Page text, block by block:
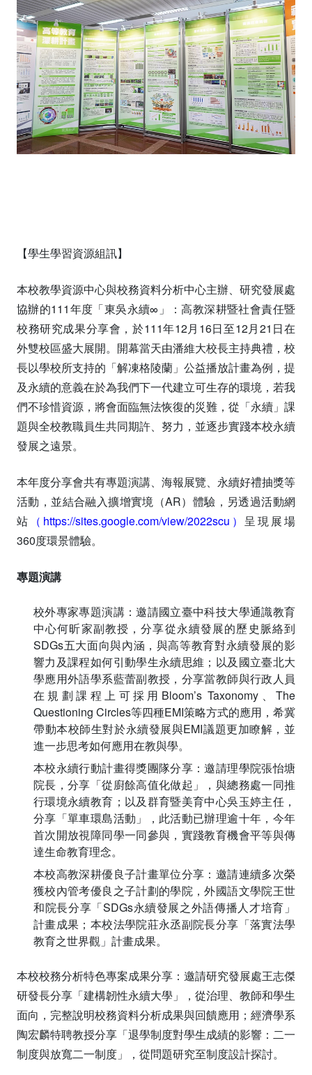
【學生學習資源組訊】
本校教學資源中心與校務資料分析中心主辦、研究發展處
協辦的111年度「東吳永續∞」：高教深耕暨社會責任暨
校務研究成果分享會，於111年12月16日至12月21日在
外雙校區盛大展開。開幕當天由潘維大校長主持典禮，校
長以學校所支持的「解凍格陵蘭」公益播放計畫為例，提
及永續的意義在於為我們下一代建立可生存的環境，若我
們不珍惜資源，將會面臨無法恢復的災難，從「永續」課
題與全校教職員生共同期許、努力，並逐步實踐本校永續
發展之遠景。
本年度分享會共有專題演講、海報展覽、永續好禮抽獎等
活動，並結合融入擴增實境（AR）體驗，另透過活動網
站 （ https://sites.google.com/view/2022scu ） 呈現展場
360度環景體驗。
專題演講
校外專家專題演講：邀請國立臺中科技大學通識教育
中心何昕家副教授，分享從永續發展的歷史脈絡到
SDGs五大面向與內涵，與高等教育對永續發展的影
響力及課程如何引動學生永續思維；以及國立臺北大
學應用外語學系藍蕾副教授，分享當教師與行政人員
在規劃課程上可採用Bloom’s Taxonomy、The
Questioning Circles等四種EMI策略方式的應用，希冀
帶動本校師生對於永續發展與EMI議題更加瞭解，並
進一步思考如何應用在教與學。
本校永續行動計畫得獎團隊分享：邀請理學院張怡塘
院長，分享「從廚餘高值化做起」，與總務處一同推
行環境永續教育；以及群育暨美育中心吳玉婷主任，
分享「單車環島活動」，此活動已辦理逾十年，今年
首次開放視障同學一同參與，實踐教育機會平等與傳
達生命教育理念。
本校高教深耕優良子計畫單位分享：邀請連續多次榮
獲校內管考優良之子計劃的學院，外國語文學院王世
和院長分享「SDGs永續發展之外語傳播人才培育」
計畫成果；本校法學院莊永丞副院長分享「落實法學
教育之世界觀」計畫成果。
本校校務分析特色專案成果分享：邀請研究發展處王志傑
研發長分享「建構韌性永續大學」，從治理、教師和學生
面向，完整說明校務資料分析成果與回饋應用；經濟學系
陶宏麟特聘教授分享「退學制度對學生成績的影響：二一
制度與放寬二一制度」，從問題研究至制度設計探討。